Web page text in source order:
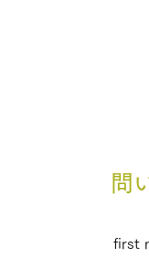
問
first